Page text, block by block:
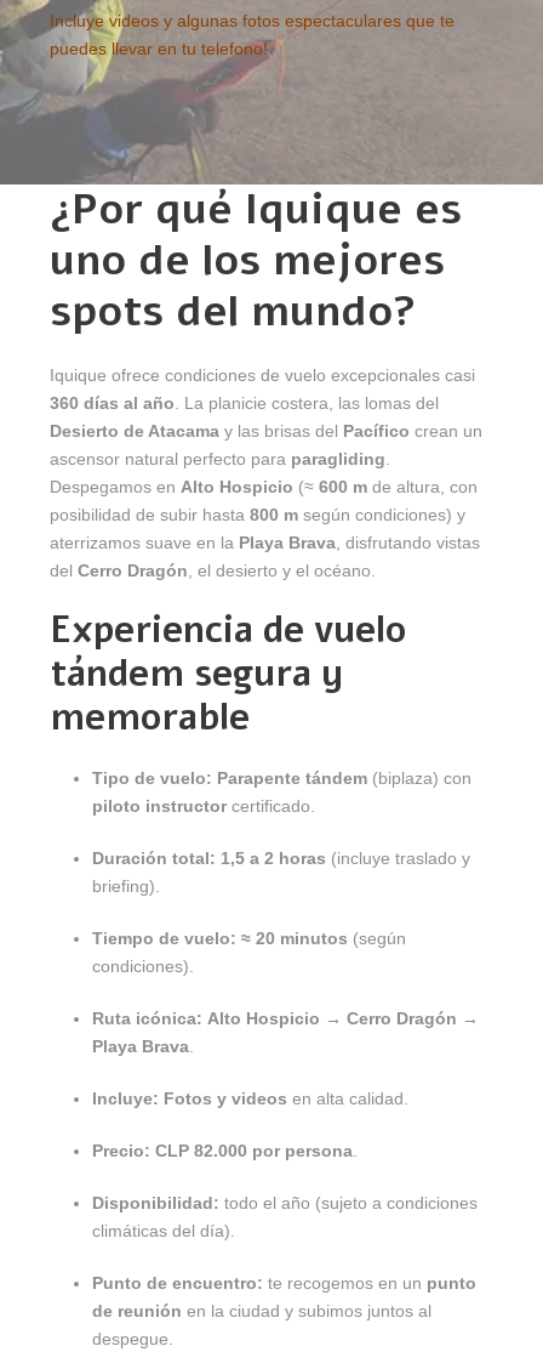
Incluye videos y algunas fotos espectaculares que te
puedes llevar en tu telefono!
¿Por qué Iquique es
uno de los mejores
spots del mundo?
Iquique ofrece condiciones de vuelo excepcionales casi
360 días al año . La planicie costera, las lomas del
Desierto de Atacama y las brisas del Pacífico crean un
ascensor natural perfecto para paragliding
Despegamos en Alto Hospicio (≈ 600 m de altura, con
posibilidad de subir hasta 800 m según condiciones) y
aterrizamos suave en la Playa Brava , disfrutando vistas
del Cerro Dragón , el desierto y el océano.
Experiencia de vuelo
tándem segura y
memorable
Tipo de vuelo: Parapente tándem (biplaza) con
piloto instructorcertificado.
Duración total: 1,5 a 2 horas (incluye traslado y
briefing).
Tiempo de vuelo: ≈ 20 minutos (según
condiciones).
Ruta icónica: Alto Hospicio → Cerro Dragón →
Playa Brava
Incluye: Fotos y videos en alta calidad.
Precio: CLP 82.000 por persona
Disponibilidad: todo el año (sujeto a condiciones
climáticas del día).
Punto de encuentro: te recogemos en un punto
de reunión en la ciudad y subimos juntos al
despegue.